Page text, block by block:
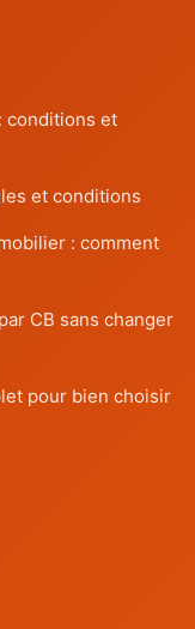
conditions et
et conditions
: comment
CB sans changer
pour bien choisir